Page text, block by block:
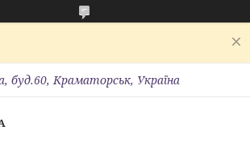
буд.60, Краматорськ, Україна